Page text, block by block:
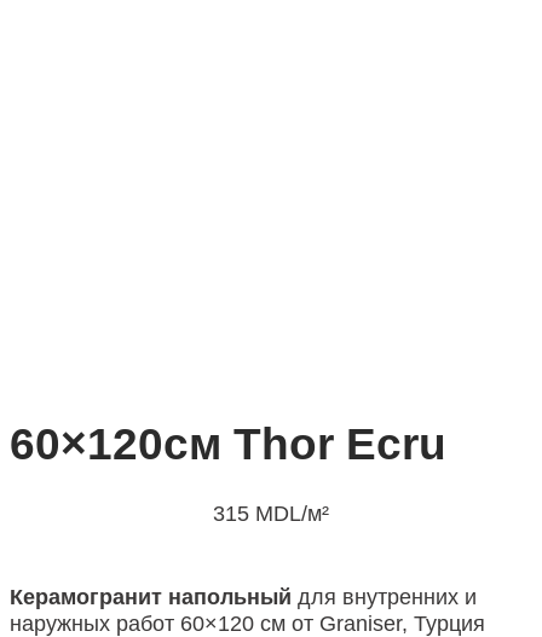
60×120см Thor Ecru
315 MDL/м²
Керамогранит напольный для внутренних и
наружных работ 60×120 см от Graniser, Турция